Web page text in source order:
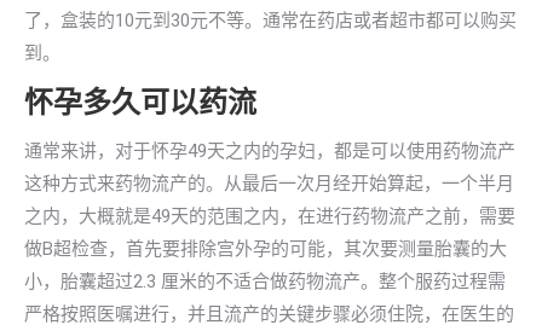
了，盒装的10元到30元不等。通常在药店或者超市都可以购买
到。
怀孕多久可以药流
通常来讲，对于怀孕49天之内的孕妇，都是可以使用药物流产
这种方式来药物流产的。从最后一次月经开始算起，一个半月
之内，大概就是49天的范围之内，在进行药物流产之前，需要
做B超检查，首先要排除宫外孕的可能，其次要测量胎囊的大
小，胎囊超过2.3 厘米的不适合做药物流产。整个服药过程需
严格按照医嘱进行，并且流产的关键步骤必须住院，在医生的